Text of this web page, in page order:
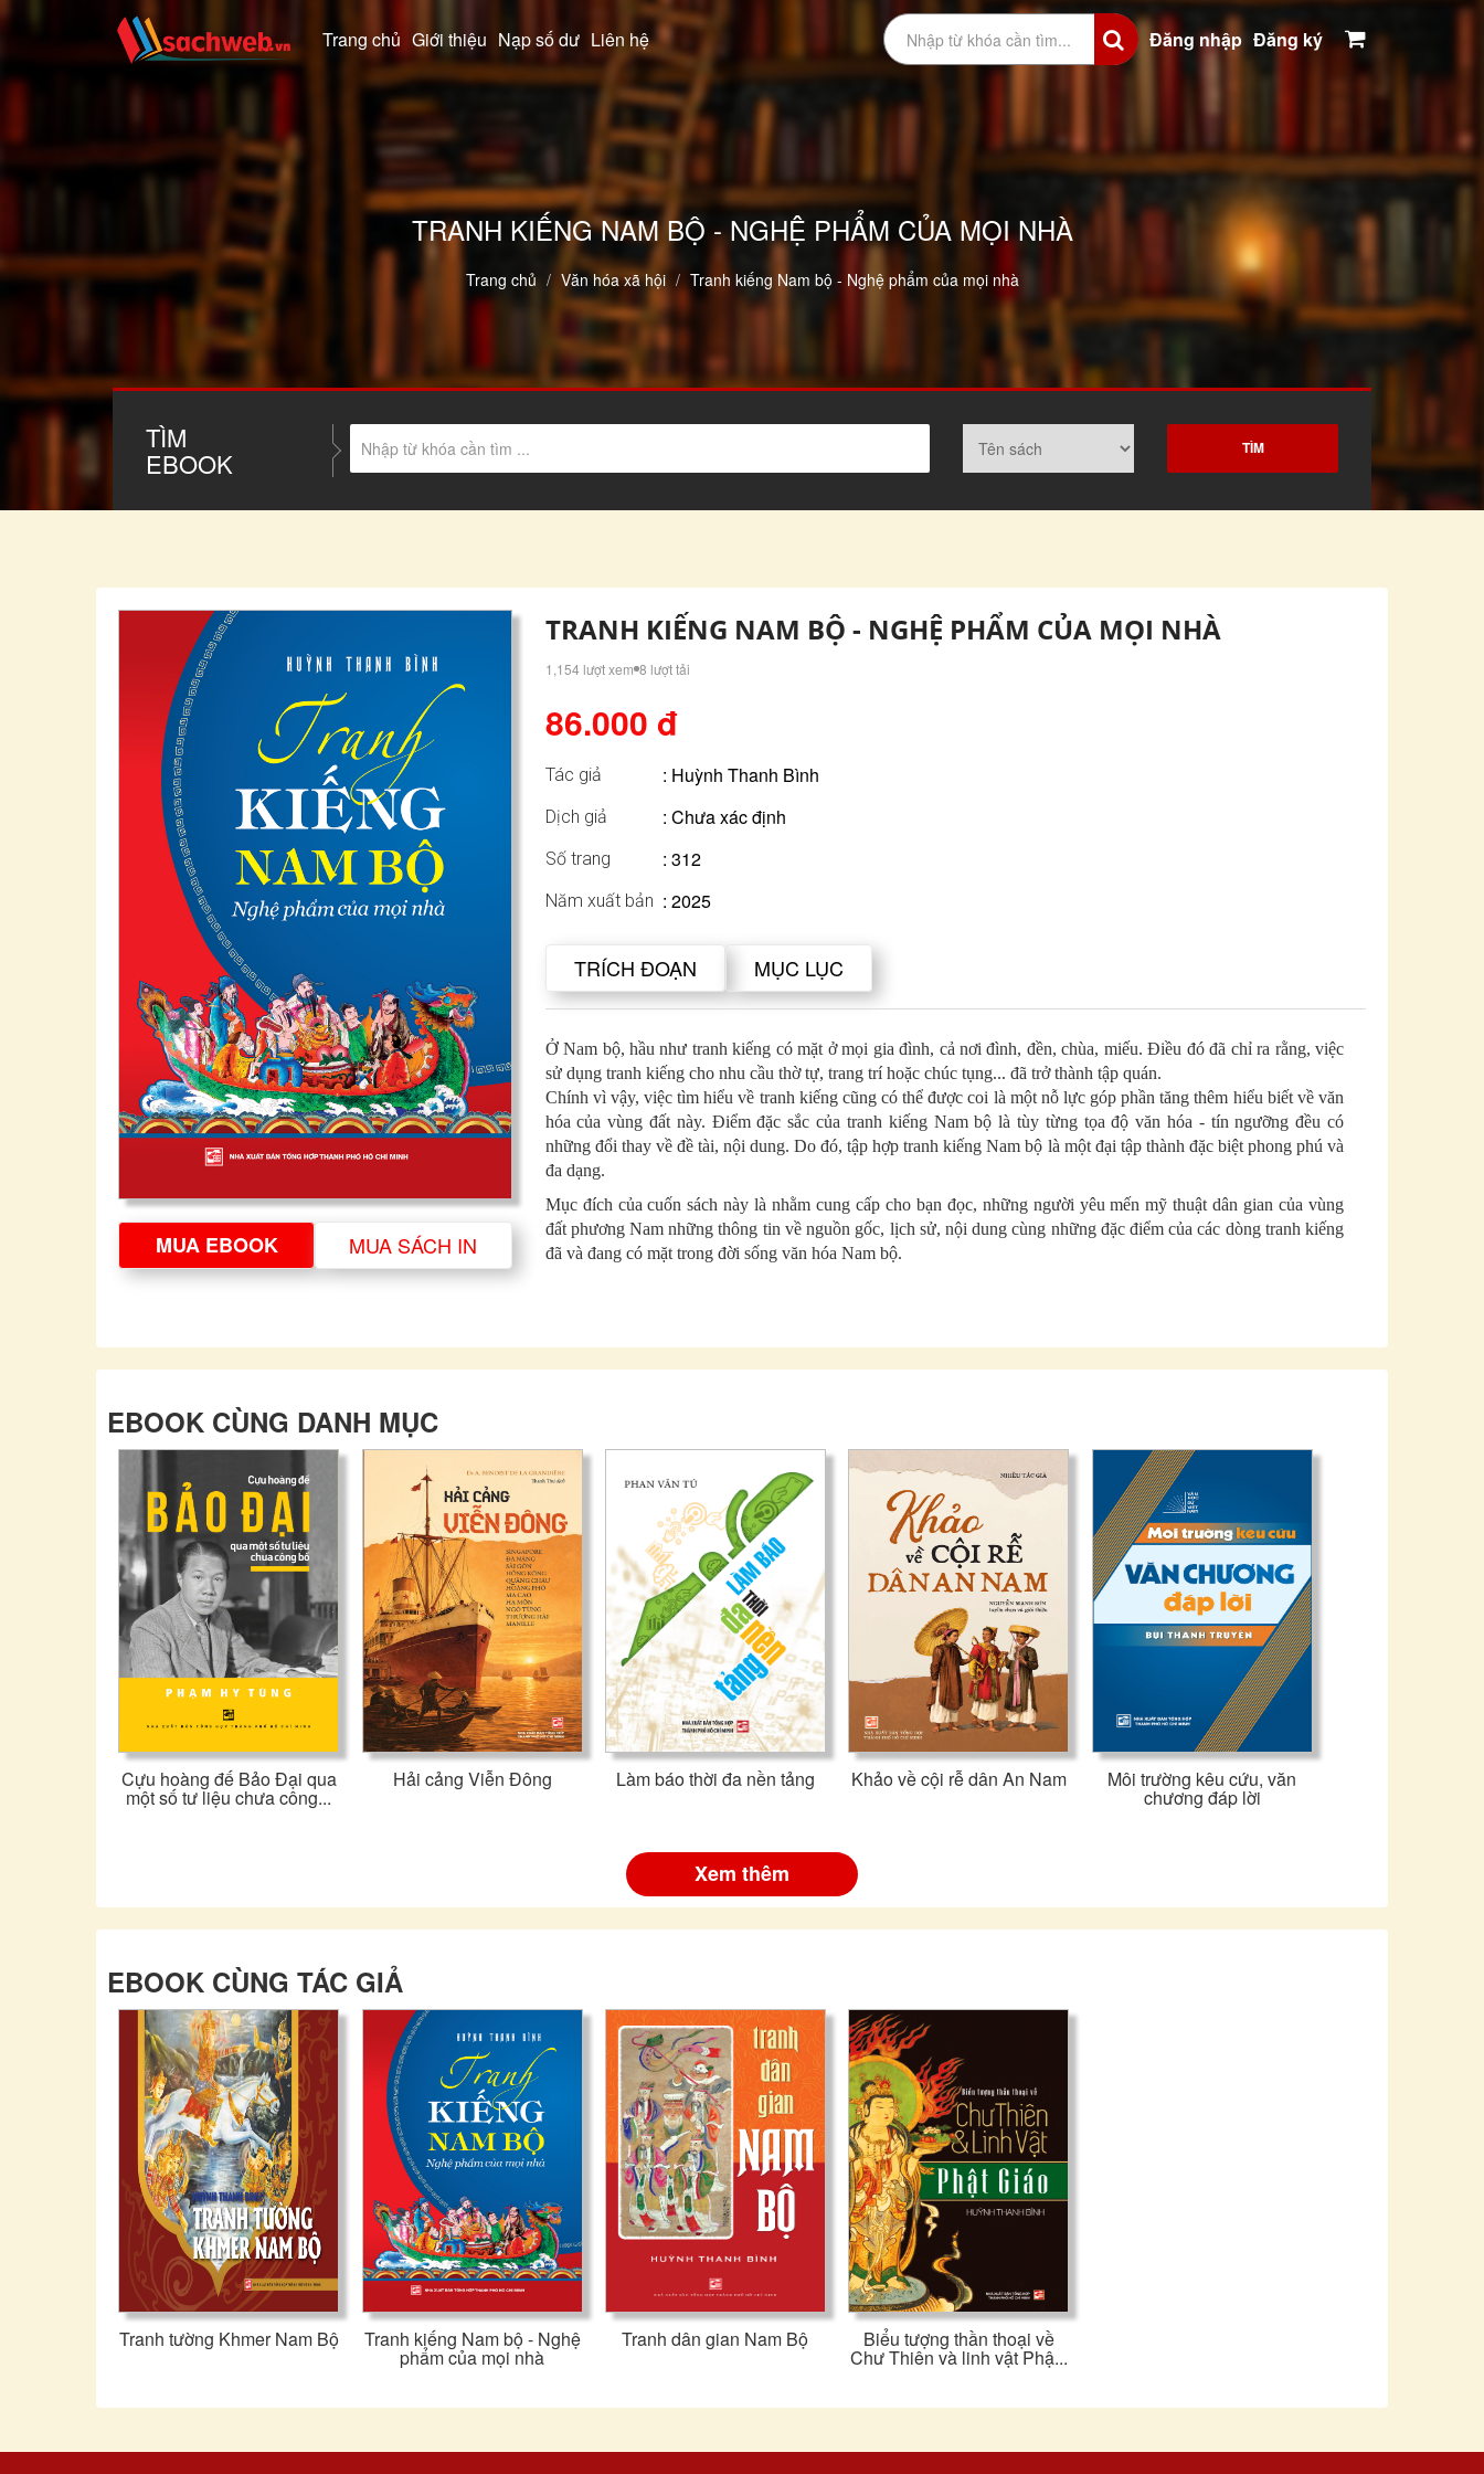
Trang chủ Giới thiệu Nạp số dư Liên hệ Đăng nhập Đăng ký
TRANH KIẾNG NAM BỘ - NGHỆ PHẨM CỦA MỌI NHÀ
Trang chủ Văn hóa xã hội Tranh kiếng Nam bộ - Nghệ phẩm của mọi nhà
TÌM
EBOOK
MUA EBOOK MUA SÁCH IN
TRANH KIẾNG NAM BỘ - NGHỆ PHẨM CỦA MỌI NHÀ
1,154 lượt xem 8 lượt tải
86.000 đ
Tác giả : Huỳnh Thanh Bình
Dịch giả : Chưa xác định
Số trang : 312
Năm xuất bản : 2025
TRÍCH ĐOẠN MỤC LỤC
Ở Nam bộ, hầu như tranh kiếng có mặt ở mọi gia đình, cả nơi đình, đền, chùa, miếu. Điều đó đã chỉ ra rằng, việc
sử dụng tranh kiếng cho nhu cầu thờ tự, trang trí hoặc chúc tụng... đã trở thành tập quán.
Chính vì vậy, việc tìm hiểu về tranh kiếng cũng có thể được coi là một nỗ lực góp phần tăng thêm hiểu biết về văn
hóa của vùng đất này. Điểm đặc sắc của tranh kiếng Nam bộ là tùy từng tọa độ văn hóa - tín ngưỡng đều có
những đổi thay về đề tài, nội dung. Do đó, tập hợp tranh kiếng Nam bộ là một đại tập thành đặc biệt phong phú và
đa dạng.
Mục đích của cuốn sách này là nhằm cung cấp cho bạn đọc, những người yêu mến mỹ thuật dân gian của vùng
đất phương Nam những thông tin về nguồn gốc, lịch sử, nội dung cùng những đặc điểm của các dòng tranh kiếng
đã và đang có mặt trong đời sống văn hóa Nam bộ.
EBOOK CÙNG DANH MỤC
Cựu hoàng đế Bảo Đại qua
một số tư liệu chưa công...
Hải cảng Viễn Đông Làm báo thời đa nền tảng Khảo về cội rễ dân An Nam Môi trường kêu cứu, văn
chương đáp lời
Xem thêm
EBOOK CÙNG TÁC GIẢ
Tranh tường Khmer Nam Bộ Tranh kiếng Nam bộ - Nghệ
phẩm của mọi nhà
Tranh dân gian Nam Bộ Biểu tượng thần thoại về
Chư Thiên và linh vật Phậ...